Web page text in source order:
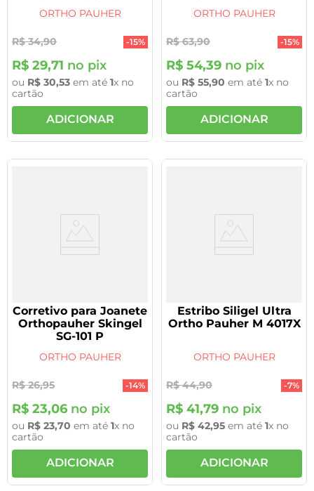
ORTHO PAUHER
R$ 34,90 -15%
R$ 29,71 no pix
ou R$ 30,53 em até 1x no
cartão
ADICIONAR
ORTHO PAUHER
R$ 63,90 -15%
R$ 54,39 no pix
ou R$ 55,90 em até 1x no
cartão
ADICIONAR
Corretivo para Joanete
Orthopauher Skingel
SG-101 P
ORTHO PAUHER
R$ 26,95 -14%
R$ 23,06 no pix
ou R$ 23,70 em até 1x no
cartão
ADICIONAR
Estribo Siligel Ultra
Ortho Pauher M 4017X
ORTHO PAUHER
R$ 44,90 -7%
R$ 41,79 no pix
ou R$ 42,95 em até 1x no
cartão
ADICIONAR